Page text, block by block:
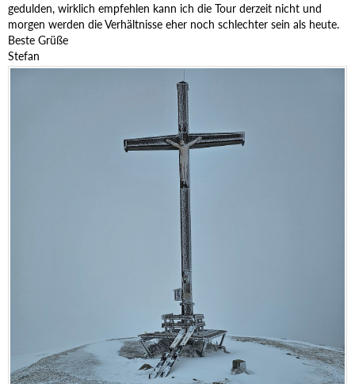
gedulden, wirklich empfehlen kann ich die Tour derzeit nicht und
morgen werden die Verhältnisse eher noch schlechter sein als heute.
Beste Grüße
Stefan